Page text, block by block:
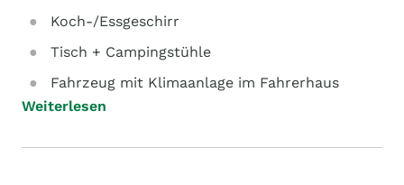
Koch-/Essgeschirr
Tisch + Campingstühle
Fahrzeug mit Klimaanlage im Fahrerhaus
Weiterlesen